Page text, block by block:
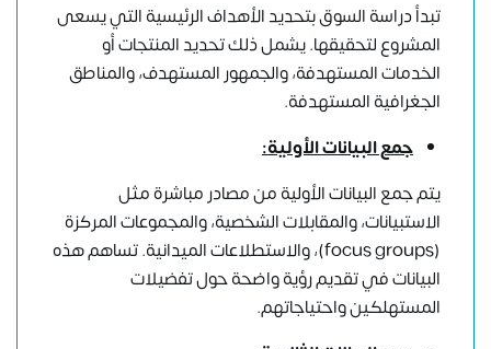
تبدأ دراسة السوق بتحديد الأهداف الرئيسية التي يسعى
المشروع لتحقيقها. يشمل ذلك تحديد المنتجات أو
الخدمات المستهدفة، والجمهور المستهدف، والمناطق
الجغرافية المستهدفة.
جمع البيانات الأولية:
يتم جمع البيانات الأولية من مصادر مباشرة مثل
الاستبيانات، والمقابلات الشخصية، والمجموعات المركزة
(focus groups)، والاستطلاعات الميدانية. تساهم هذه
البيانات في تقديم رؤية واضحة حول تفضيلات
المستهلكين واحتياجاتهم.